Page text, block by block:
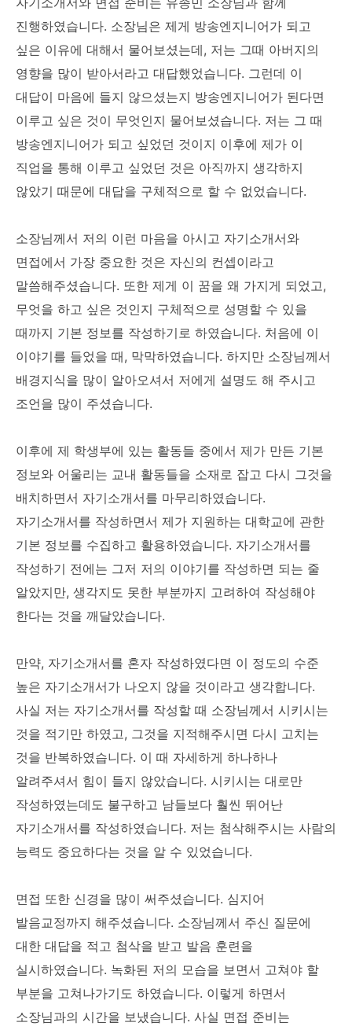
진행하였습니다. 소장님은 제게 방송엔지니어가 되고
싶은 이유에 대해서 물어보셨는데, 저는 그때 아버지의
영향을 많이 받아서라고 대답했었습니다. 그런데 이
대답이 마음에 들지 않으셨는지 방송엔지니어가 된다면
이루고 싶은 것이 무엇인지 물어보셨습니다. 저는 그 때
방송엔지니어가 되고 싶었던 것이지 이후에 제가 이
직업을 통해 이루고 싶었던 것은 아직까지 생각하지
않았기 때문에 대답을 구체적으로 할 수 없었습니다.
소장님께서 저의 이런 마음을 아시고 자기소개서와
면접에서 가장 중요한 것은 자신의 컨셉이라고
말씀해주셨습니다. 또한 제게 이 꿈을 왜 가지게 되었고,
무엇을 하고 싶은 것인지 구체적으로 성명할 수 있을
때까지 기본 정보를 작성하기로 하였습니다. 처음에 이
이야기를 들었을 때, 막막하였습니다. 하지만 소장님께서
배경지식을 많이 알아오셔서 저에게 설명도 해 주시고
조언을 많이 주셨습니다.
이후에 제 학생부에 있는 활동들 중에서 제가 만든 기본
정보와 어울리는 교내 활동들을 소재로 잡고 다시 그것을
배치하면서 자기소개서를 마무리하였습니다.
자기소개서를 작성하면서 제가 지원하는 대학교에 관한
기본 정보를 수집하고 활용하였습니다. 자기소개서를
작성하기 전에는 그저 저의 이야기를 작성하면 되는 줄
알았지만, 생각지도 못한 부분까지 고려하여 작성해야
한다는 것을 깨달았습니다.
만약, 자기소개서를 혼자 작성하였다면 이 정도의 수준
높은 자기소개서가 나오지 않을 것이라고 생각합니다.
사실 저는 자기소개서를 작성할 때 소장님께서 시키시는
것을 적기만 하였고, 그것을 지적해주시면 다시 고치는
것을 반복하였습니다. 이 때 자세하게 하나하나
알려주셔서 힘이 들지 않았습니다. 시키시는 대로만
작성하였는데도 불구하고 남들보다 훨씬 뛰어난
자기소개서를 작성하였습니다. 저는 첨삭해주시는 사람의
능력도 중요하다는 것을 알 수 있었습니다.
면접 또한 신경을 많이 써주셨습니다. 심지어
발음교정까지 해주셨습니다. 소장님께서 주신 질문에
대한 대답을 적고 첨삭을 받고 발음 훈련을
실시하였습니다. 녹화된 저의 모습을 보면서 고쳐야 할
부분을 고쳐나가기도 하였습니다. 이렇게 하면서
소장님과의 시간을 보냈습니다. 사실 면접 준비는